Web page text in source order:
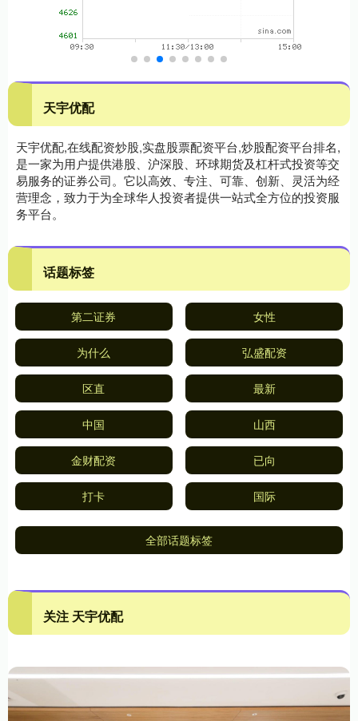
天宇优配
天宇优配,在线配资炒股,实盘股票配资平台,炒股配资平台排名,
是一家为用户提供港股、沪深股、环球期货及杠杆式投资等交
易服务的证券公司。它以高效、专注、可靠、创新、灵活为经
营理念，致力于为全球华人投资者提供一站式全方位的投资服
务平台。
话题标签
第二证券 女性
为什么 弘盛配资
区直 最新
中国 山西
金财配资 已向
打卡 国际
全部话题标签
关注 天宇优配